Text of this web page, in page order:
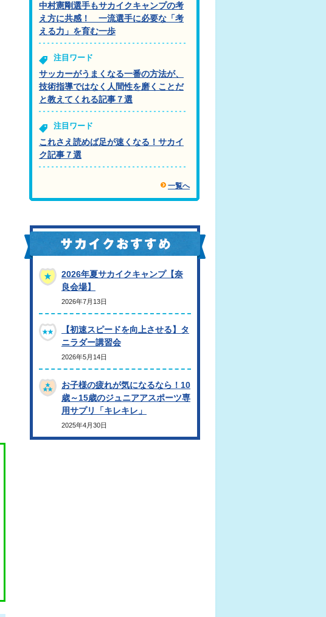
中村憲剛選手もサカイクキャンプの考
え方に共感！ 一流選手に必要な「考
える力」を育む一歩
注目ワード
サッカーがうまくなる一番の方法が、
技術指導ではなく人間性を磨くことだ
と教えてくれる記事７選
注目ワード
これさえ読めば足が速くなる！サカイ
ク記事７選
一覧へ
2026年夏サカイクキャンプ【奈
良会場】
2026年7月13日
【初速スピードを向上させる】タ
ニラダー講習会
2026年5月14日
お子様の疲れが気になるなら！10
歳～15歳のジュニアアスポーツ専
用サプリ「キレキレ」
2025年4月30日